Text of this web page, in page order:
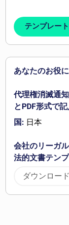
テンプレー
あなたのお役
代理権消滅通
とPDF形式で
国: 日本
会社のリーガ
法的文書テン
ダウンロー
ート